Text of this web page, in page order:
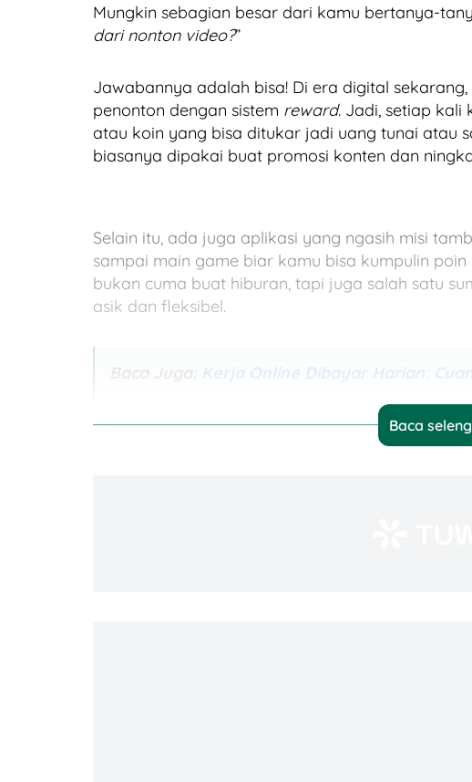
Mungkin sebagian besar dari kamu bertanya-
dari nonton video?”
Jawabannya adalah bisa! Di era digital
penonton dengan sistem reward. Jadi, setiap kali
atau koin yang bisa ditukar jadi uang tunai atau
biasanya dipakai buat promosi konten dan
Selain itu, ada juga aplikasi yang ngasih misi
sampai main game biar kamu bisa kumpulin
bukan cuma buat hiburan, tapi juga salah satu
asik dan fleksibel.
Baca Juga: Kerja Online Dibayar Harian:
Aplikasi Terbaik Nonton YouTube Menghasilkan
Baca